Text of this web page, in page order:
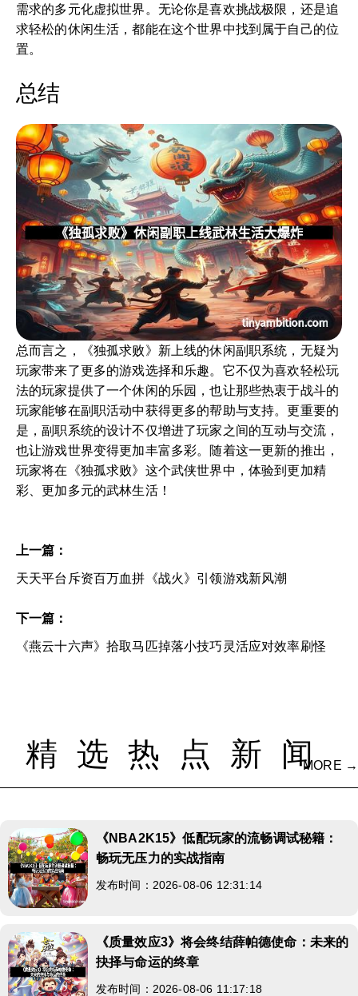
需求的多元化虚拟世界。无论你是喜欢挑战极限，还是追
求轻松的休闲生活，都能在这个世界中找到属于自己的位
置。
总结
总而言之，《独孤求败》新上线的休闲副职系统，无疑为
玩家带来了更多的游戏选择和乐趣。它不仅为喜欢轻松玩
法的玩家提供了一个休闲的乐园，也让那些热衷于战斗的
玩家能够在副职活动中获得更多的帮助与支持。更重要的
是，副职系统的设计不仅增进了玩家之间的互动与交流，
也让游戏世界变得更加丰富多彩。随着这一更新的推出，
玩家将在《独孤求败》这个武侠世界中，体验到更加精
彩、更加多元的武林生活！
上一篇：
天天平台斥资百万血拼《战火》引领游戏新风潮
下一篇：
《燕云十六声》拾取马匹掉落小技巧灵活应对效率刷怪
精选热点新闻
MORE →
《NBA2K15》低配玩家的流畅调试秘籍：
畅玩无压力的实战指南
发布时间：2026-08-06 12:31:14
《质量效应3》将会终结薛帕德使命：未来的
抉择与命运的终章
发布时间：2026-08-06 11:17:18